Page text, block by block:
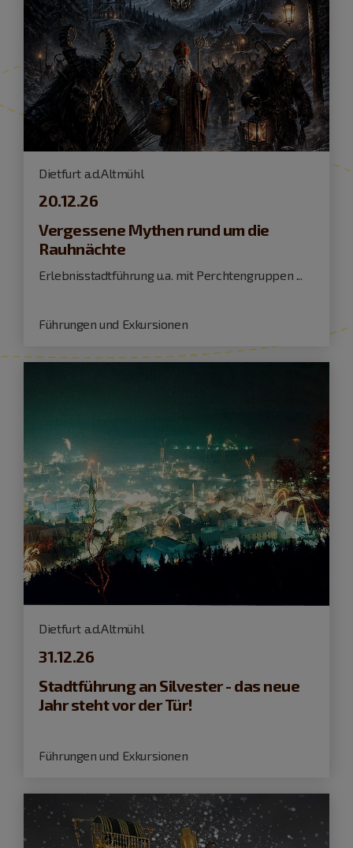
Dietfurt a.d.Altmühl
20.12.26
Vergessene Mythen rund um die
Rauhnächte
Erlebnisstadtführung u.a. mit Perchtengruppen ...
Führungen und Exkursionen
Dietfurt a.d.Altmühl
31.12.26
Stadtführung an Silvester - das neue
Jahr steht vor der Tür!
Führungen und Exkursionen